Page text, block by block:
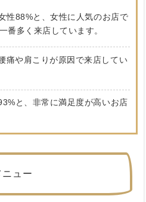
性88%と、女性に人気のお店で
番多く来店しています。
痛や肩こりが原因で来店してい
と、非常に満足度が高いお店
ニュー